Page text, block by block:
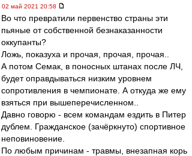
02 май 2021 20:58
Во что превратили первенство страны эти
пьяные от собственной безнаказанности
оккупанты?
Ложь, показуха и прочая, прочая, прочая..
А потом Семак, в поносных штанах после ЛЧ,
будет оправдываться низким уровнем
сопротивления в чемпионате. А откуда же ему
взяться при вышеперечисленном..
Давно говорю - всем командам ездить в Питер
дублем. Гражданское (зачёркнуто) спортивное
неповиновение.
По любым причинам - травмы, внезапная корь